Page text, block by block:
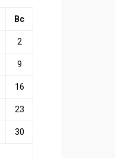
Вс
2
9
16
23
30